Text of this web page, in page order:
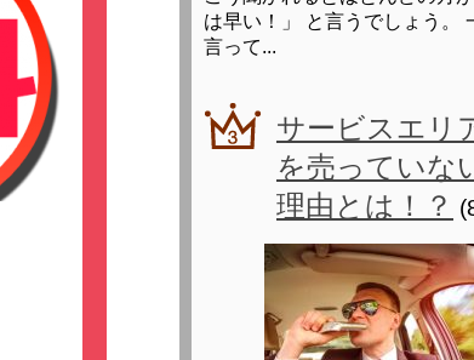
は早い！」 と言うでしょう。
言って...
サービスエリ
を売っていな
理由とは！？